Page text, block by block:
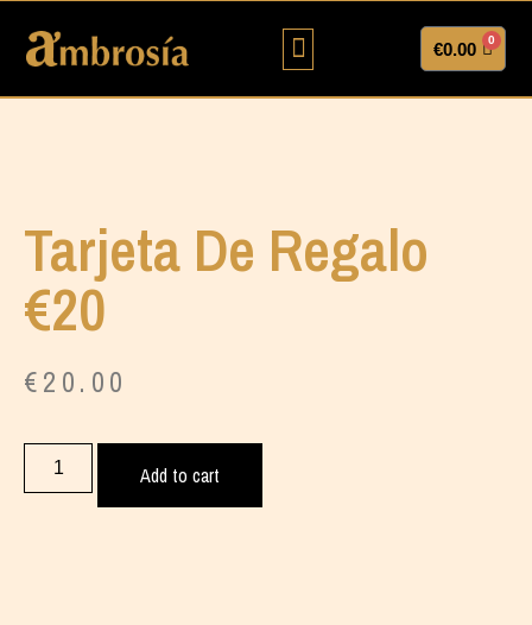
€0.00 0
Tarjeta De Regalo
€20
€20.00
Add to cart